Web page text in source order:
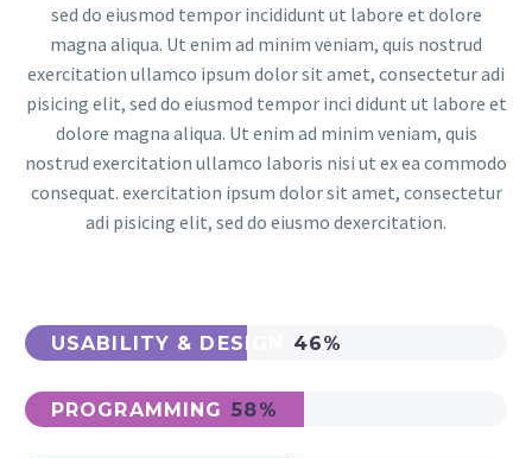
sed do eiusmod tempor incididunt ut labore et dolore
magna aliqua. Ut enim ad minim veniam, quis nostrud
exercitation ullamco ipsum dolor sit amet, consectetur adi
pisicing elit, sed do eiusmod tempor inci didunt ut labore et
dolore magna aliqua. Ut enim ad minim veniam, quis
nostrud exercitation ullamco laboris nisi ut ex ea commodo
consequat. exercitation ipsum dolor sit amet, consectetur
adi pisicing elit, sed do eiusmo dexercitation.
USABILITY & DESIGN 46%
PROGRAMMING 58%